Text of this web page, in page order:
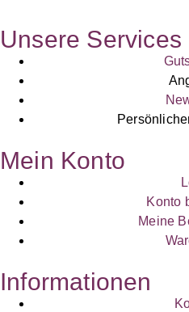
Unsere Services
Mein Konto
Konto
Meine
Informationen